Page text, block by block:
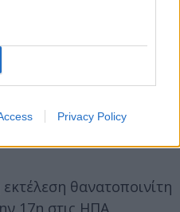
Privacy Policy
καθολικών ιερέων
ΝτεΣάντις να μην
θανατοποινίτη
17η στις ΗΠΑ.